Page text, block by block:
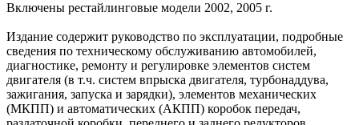
Включены рестайлинговые модели 2002, 2005 г.
Издание содержит руководство по эксплуатации, подробные
сведения по техническому обслуживанию автомобилей,
диагностике, ремонту и регулировке элементов систем
двигателя (в т.ч. систем впрыска двигателя, турбонаддува,
зажигания, запуска и зарядки), элементов механических
(МКПП) и автоматических (АКПП) коробок передач,